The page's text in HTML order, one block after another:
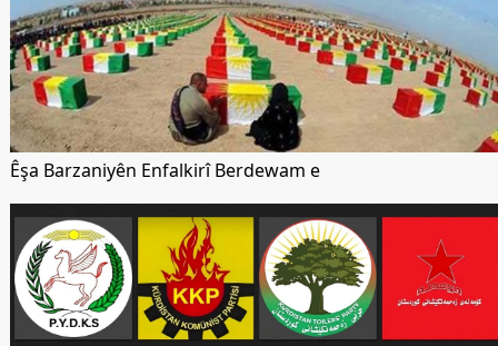
Êşa Barzaniyên Enfalkirî Berdewam e